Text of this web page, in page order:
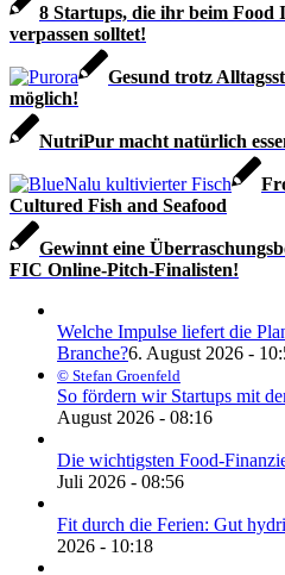
8 Startups, die ihr beim Food
verpassen solltet!
Gesund trotz
möglich!
NutriPur macht natürlich
Cultured Fish and Seafood
Gewinnt eine
FIC Online-Pitch-Finalisten!
Welche Impulse liefert die
Branche?6. August 2026 -
© Stefan Groenfeld
So fördern wir Startups mit
August 2026 - 08:16
Die wichtigsten Food-
Juli 2026 - 08:56
Fit durch die Ferien: Gut
2026 - 10:18